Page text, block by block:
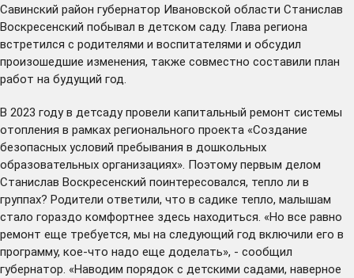
Савинский район губернатор Ивановской области Станислав
Воскресенский побывал в детском саду. Глава региона
встретился с родителями и воспитателями и обсудил
произошедшие изменения, также совместно составили план
работ на будущий год.
В 2023 году в детсаду провели капитальный ремонт системы
отопления в рамках регионального проекта «Создание
безопасных условий пребывания в дошкольных
образовательных организациях». Поэтому первым делом
Станислав Воскресенский поинтересовался, тепло ли в
группах? Родители ответили, что в садике тепло, малышам
стало гораздо комфортнее здесь находиться. «Но все равно
ремонт еще требуется, мы на следующий год включили его в
программу, кое-что надо еще доделать», - сообщил
губернатор. «Наводим порядок с детскими садами, наверное